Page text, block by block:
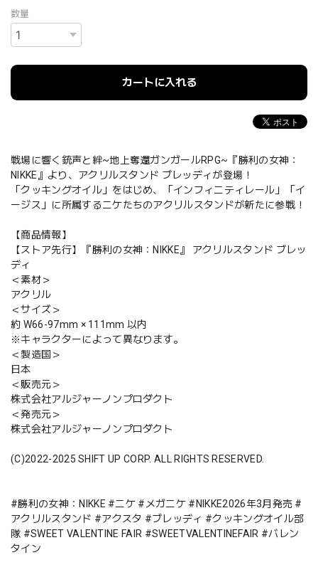
数量
カートに入れる
戦場に響く銃声と絆~地上奪還ガンガールRPG~『勝利の女神：
NIKKE』より、アクリルスタンド ブレッディが登場！
「クッキングオイル」をはじめ、「インフィニティレール」「イ
ージス」に所属するニケたちのアクリルスタンドが新たに参戦！
【商品情報】
【ストア先行】『勝利の女神：NIKKE』 アクリルスタンド ブレッ
ディ
＜素材＞
アクリル
＜サイズ＞
約 W66-97mm × 111mm 以内
※キャラクターによって異なります。
＜製造国＞
日本
＜販売元＞
株式会社アルジャーノンプロダクト
＜発売元＞
株式会社アルジャーノンプロダクト
(C)2022-2025 SHIFT UP CORP. ALL RIGHTS RESERVED.
#勝利の女神：NIKKE #ニケ #メガニケ #NIKKE2026年3月発売 #
アクリルスタンド #アクスタ #ブレッディ #クッキングオイル部
隊 #SWEET VALENTINE FAIR #SWEETVALENTINEFAIR #バレン
タイン